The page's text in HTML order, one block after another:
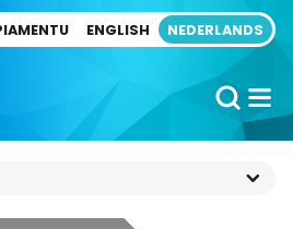
ENGLISH NEDERLANDS